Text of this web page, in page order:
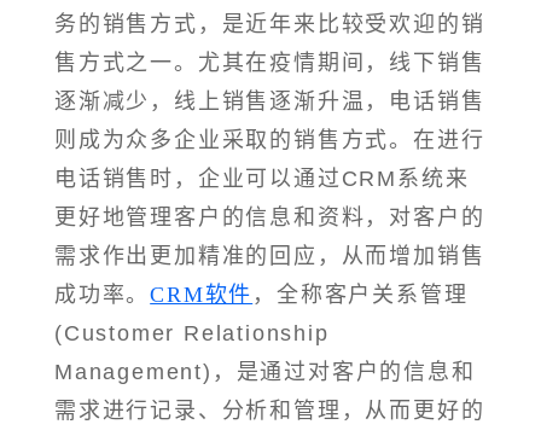
务的销售方式，是近年来比较受欢迎的销
售方式之一。尤其在疫情期间，线下销售
逐渐减少，线上销售逐渐升温，电话销售
则成为众多企业采取的销售方式。在进行
电话销售时，企业可以通过CRM系统来
更好地管理客户的信息和资料，对客户的
需求作出更加精准的回应，从而增加销售
成功率。CRM软件 ，全称客户关系管理
(Customer Relationship
Management)，是通过对客户的信息和
需求进行记录、分析和管理，从而更好的